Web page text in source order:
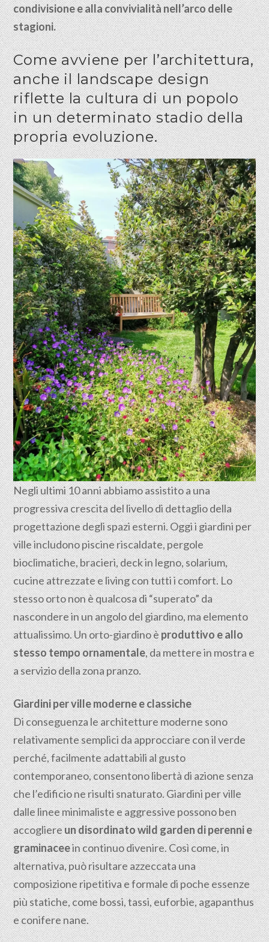
condivisione e alla convivialità nell’arco delle
stagioni.
Come avviene per l’architettura,
anche il landscape design
riflette la cultura di un popolo
in un determinato stadio della
propria evoluzione.
Negli ultimi 10 anni abbiamo assistito a una
progressiva crescita del livello di dettaglio della
progettazione degli spazi esterni. Oggi i giardini per
ville includono piscine riscaldate, pergole
bioclimatiche, bracieri, deck in legno, solarium,
cucine attrezzate e living con tutti i comfort. Lo
stesso orto non è qualcosa di “superato” da
nascondere in un angolo del giardino, ma elemento
attualissimo. Un orto-giardino èproduttivo e allo
stesso tempo ornamentale, da mettere in mostra e
a servizio della zona pranzo.
Giardini per ville moderne e classiche
Di conseguenza le architetture moderne sono
relativamente semplici da approcciare con il verde
perché, facilmente adattabili al gusto
contemporaneo, consentono libertà di azione senza
che l’edificio ne risulti snaturato. Giardini per ville
dalle linee minimaliste e aggressive possono ben
accogliereun disordinato wild garden di perenni e
graminaceein continuo divenire. Così come, in
alternativa, può risultare azzeccata una
composizione ripetitiva e formale di poche essenze
più statiche, come bossi, tassi, euforbie, agapanthus
e conifere nane.